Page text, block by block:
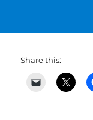
Share this: